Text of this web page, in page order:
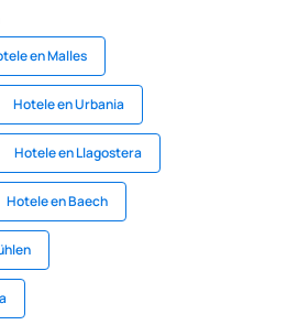
en Malles
Hotele en Urbania
Hotele en Llagostera
Hotele en Baech